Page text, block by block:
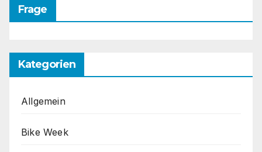
Frage
Kategorien
Allgemein
Bike Week